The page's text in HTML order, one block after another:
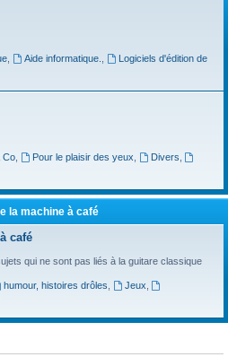
, Aide informatique.
Logiciels d'édition de
Co, Pour le plaisir des yeux Divers
la machine à café
café
qui ne sont pas liés à la guitare classique
humour, histoires drôles Jeux